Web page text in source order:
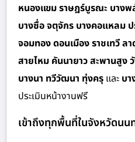
หนองแขม ราษฎร์บูรณะ บาง
บางซื่อ จตุจักร บางคอแหลม
จอมทอง ดอนเมือง ราชเทวี
สายไหม คันนายาว สะพานสูง
บางนา ทวีวัฒนา ทุ่งครุ และ บา
ประเมินหน้างานฟรี
เข้าถึงทุกพื้นที่ในจังหวัดนน